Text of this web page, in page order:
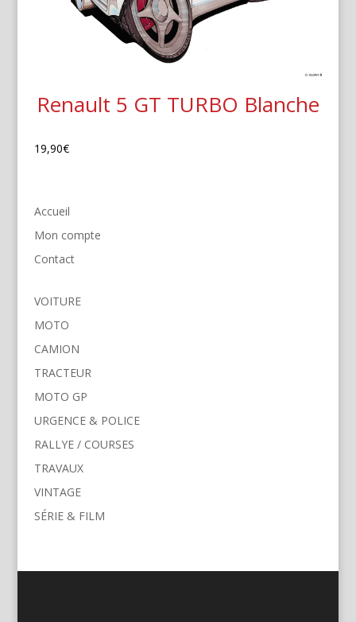
Renault 5 GT TURBO Blanche
19,90€
Accueil
Mon compte
Contact
VOITURE
MOTO
CAMION
TRACTEUR
MOTO GP
URGENCE & POLICE
RALLYE / COURSES
TRAVAUX
VINTAGE
SÉRIE & FILM